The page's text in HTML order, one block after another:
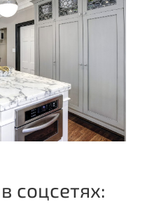
соцсетях: